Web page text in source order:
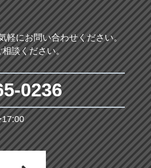
軽にお問い合わせください。
談ください。
0236